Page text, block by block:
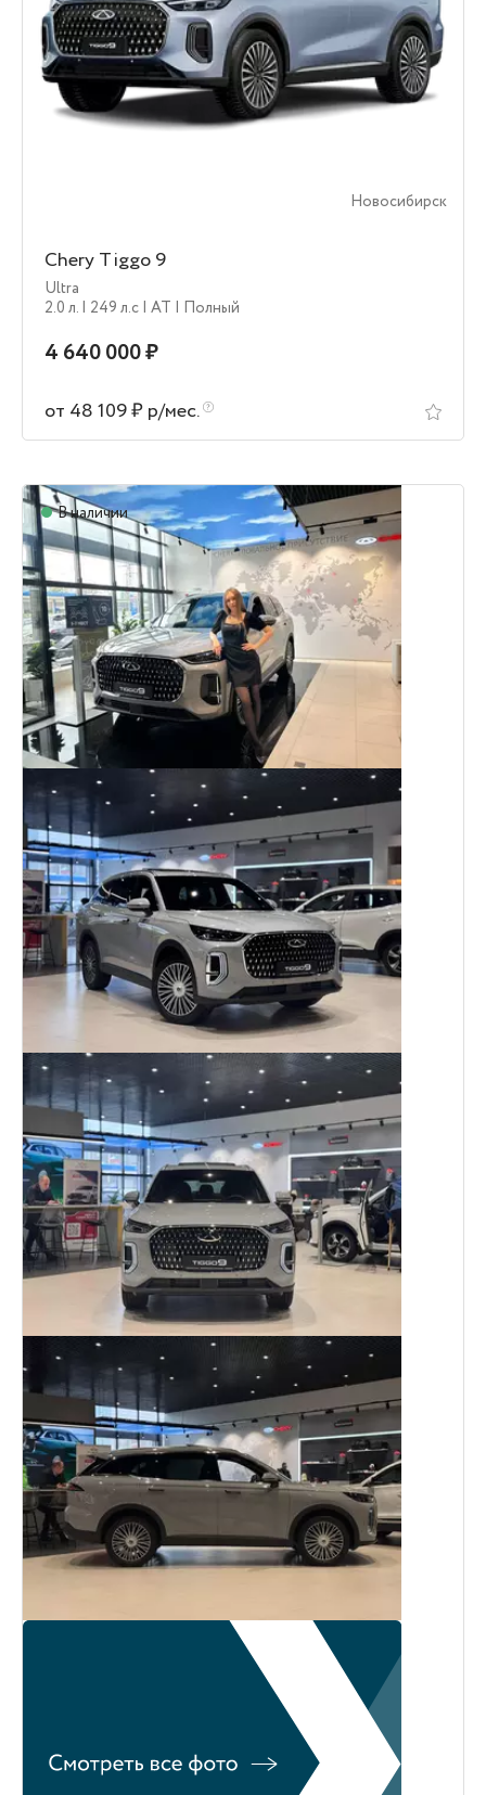
Новосибирск
Chery Tiggo 9
Ultra
2.0 л. | 249 л.c | AT | Полный
4 640 000 ₽
от 48 109 ₽ р/мес.
В наличии